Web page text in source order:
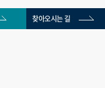
찾아오시는 길